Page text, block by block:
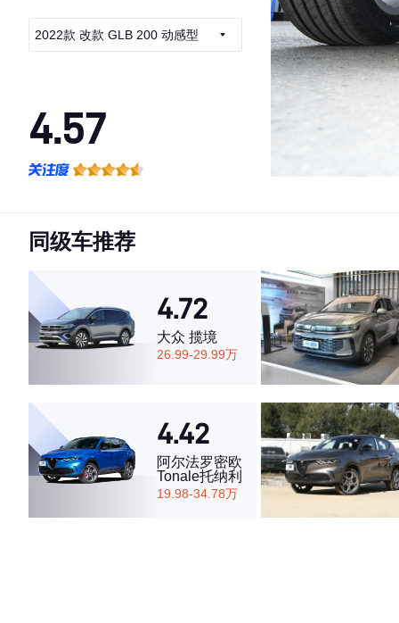
2022款 改款 GLB 200 动感型
4.57
·空间表现一般，低于67%同级车
同级车推荐
4.72
大众 揽境
26.99-29.99万
4.42
阿尔法罗密欧
Tonale托纳利
19.98-34.78万